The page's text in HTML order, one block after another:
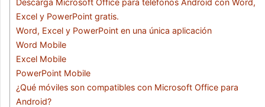
Excel y PowerPoint gratis.
Word, Excel y PowerPoint en una única aplicación
Word Mobile
Excel Mobile
PowerPoint Mobile
¿Qué móviles son compatibles con Microsoft Office para
Android?